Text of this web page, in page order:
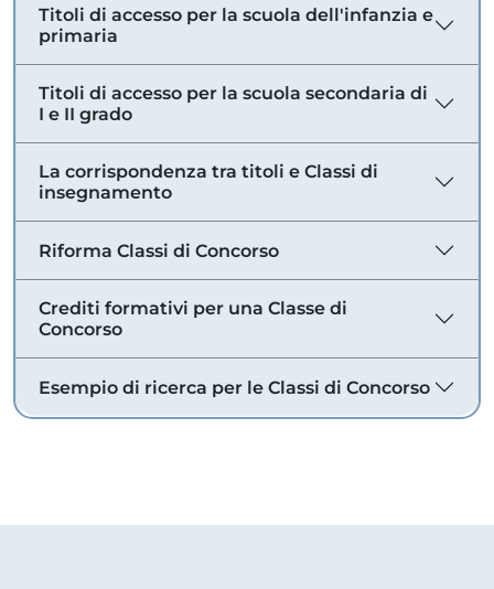
Titoli di accesso per la scuola dell'infanzia e
primaria
Titoli di accesso per la scuola secondaria di
I e II grado
La corrispondenza tra titoli e Classi di
insegnamento
Riforma Classi di Concorso
Crediti formativi per una Classe di
Concorso
Esempio di ricerca per le Classi di Concorso